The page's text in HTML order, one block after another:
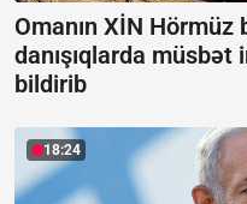
Omanın XİN Hörmüz
danışıqlarda
bildirib
18:24